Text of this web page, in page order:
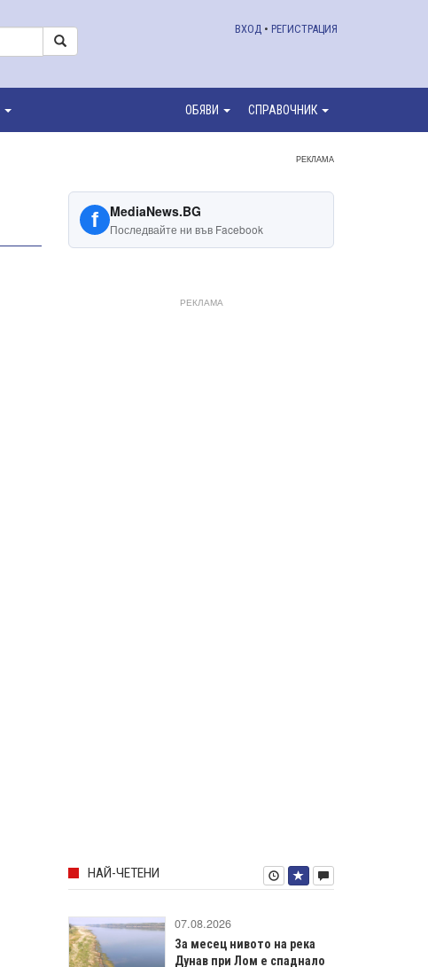
ВХОД • РЕГИСТРАЦИЯ
ОБЯВИ СПРАВОЧНИК
РЕКЛАМА
f MediaNews.BG
Последвайте ни във Facebook
РЕКЛАМА
НАЙ-ЧЕТЕНИ
07.08.2026
За месец нивото на река
Дунав при Лом е спаднало